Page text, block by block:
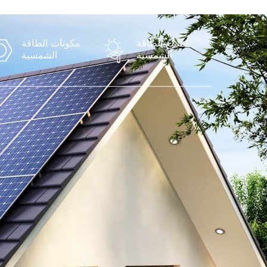
مكونات الطاقة
الشمسية
متتبع الطاقة
الشمسية